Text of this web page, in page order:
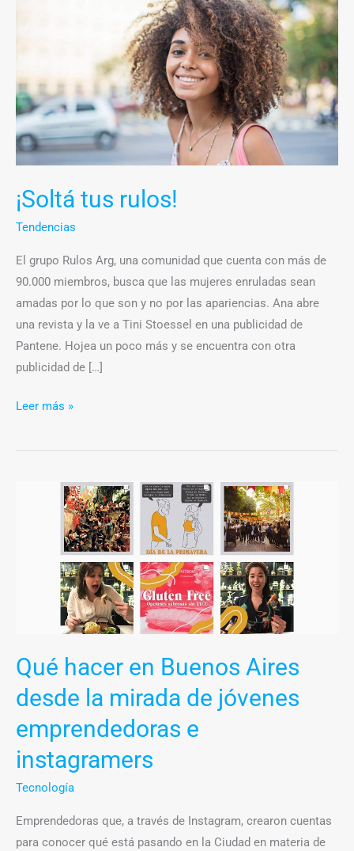
¡Soltá tus rulos!
Tendencias
El grupo Rulos Arg, una comunidad que cuenta con más de
90.000 miembros, busca que las mujeres enruladas sean
amadas por lo que son y no por las apariencias. Ana abre
una revista y la ve a Tini Stoessel en una publicidad de
Pantene. Hojea un poco más y se encuentra con otra
publicidad de […]
Leer más »
Qué hacer en Buenos Aires
desde la mirada de jóvenes
emprendedoras e
instagramers
Tecnología
Emprendedoras que, a través de Instagram, crearon cuentas
para conocer qué está pasando en la Ciudad en materia de
de
jóvenes
emprendedoras
e
instagramers